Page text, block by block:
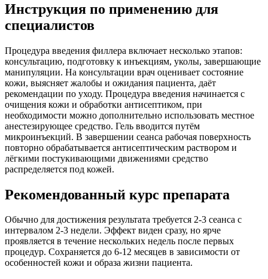
Инструкция по применению для
специалистов
Процедура введения филлера включает несколько этапов:
консультацию, подготовку к инъекциям, уколы, завершающие
манипуляции. На консультации врач оценивает состояние
кожи, выясняет жалобы и ожидания пациента, даёт
рекомендации по уходу. Процедура введения начинается с
очищения кожи и обработки антисептиком, при
необходимости можно дополнительно использовать местное
анестезирующее средство. Гель вводится путём
микроинъекций. В завершении сеанса рабочая поверхность
повторно обрабатывается антисептическим раствором и
лёгкими постукивающими движениями средство
распределяется под кожей.
Рекомендованный курс препарата
Обычно для достижения результата требуется 2-3 сеанса с
интервалом 2-3 недели. Эффект виден сразу, но ярче
проявляется в течение нескольких недель после первых
процедур. Сохраняется до 6-12 месяцев в зависимости от
особенностей кожи и образа жизни пациента.